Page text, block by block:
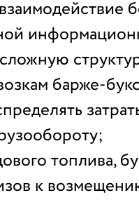
барже-
топлива,
к